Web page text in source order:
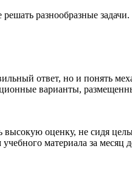
разнообразные
ответ, но и понять
варианты,
высокую оценку, не сидя
материала за месяц